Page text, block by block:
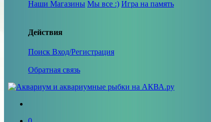
Наши Магазины Мы все :) Игра на память
Действия
Поиск Вход/Регистрация
Обратная связь